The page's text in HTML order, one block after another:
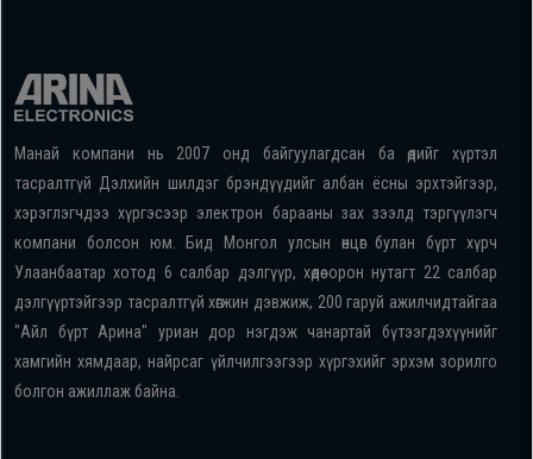
Манай компани нь 2007 онд байгуулагдсан ба өдийг хүртэл
тасралтгүй Дэлхийн шилдэг брэндүүдийг албан ёсны эрхтэйгээр,
хэрэглэгчдээ хүргэсээр электрон барааны зах зээлд тэргүүлэгч
компани болсон юм. Бид Монгол улсын өнцөг булан бүрт хүрч
Улаанбаатар хотод 6 салбар дэлгүүр, хөдөө орон нутагт 22 салбар
дэлгүүртэйгээр тасралтгүй хөгжин дэвжиж, 200 гаруй ажилчидтайгаа
"Айл бүрт Арина" уриан дор нэгдэж чанартай бүтээгдэхүүнийг
хамгийн хямдаар, найрсаг үйлчилгээгээр хүргэхийг эрхэм зорилго
болгон ажиллаж байна.